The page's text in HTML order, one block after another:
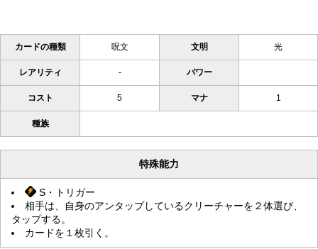
カードの種類 呪文 文明 光
レアリティ - パワー
コスト 5 マナ 1
種族
特殊能力
S・トリガー
相手は、自身のアンタップしているクリーチャーを２体選び、
タップする。
カードを１枚引く。